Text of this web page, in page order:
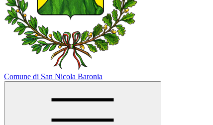
Comune di San Nicola Baronia